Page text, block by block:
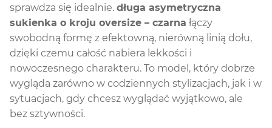
sprawdza się idealnie. długa asymetryczna
sukienka o kroju oversize – czarna łączy
swobodną formę z efektowną, nierówną linią dołu,
dzięki czemu całość nabiera lekkości i
nowoczesnego charakteru. To model, który dobrze
wygląda zarówno w codziennych stylizacjach, jak i w
sytuacjach, gdy chcesz wyglądać wyjątkowo, ale
bez sztywności.